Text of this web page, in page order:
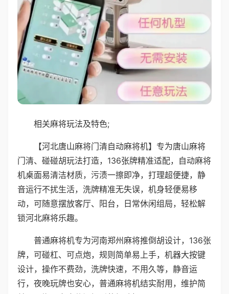
相关麻将玩法及特色;
【河北唐山麻将门清自动麻将机】专为唐山麻将
门清、碰碰胡玩法打造，136张牌精准适配，自动麻将
机桌面易清洁材质，污渍一擦即净，打理超便捷，静
音运行不扰生活，洗牌精准无失误，机身轻便易移
动，可随意摆放客厅、阳台，日常休闲组局，轻松解
锁河北麻将乐趣。
普通麻将机专为河南郑州麻将推倒胡设计，136张
牌，可碰杠、可点炮，规则简单易上手，机器大按键
设计，操作不费劲，洗牌快速，不用久等，静音运
行，夜晚玩牌也安心，普通麻将机结实耐用，维护简